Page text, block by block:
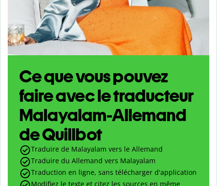
Ce que vous pouvez
faire avec le traducteur
Malayalam-Allemand
de Quillbot
Traduire de Malayalam vers le Allemand
Traduire du Allemand vers Malayalam
Traduction en ligne, sans télécharger d'application
Modifiez le texte et citez les sources en même